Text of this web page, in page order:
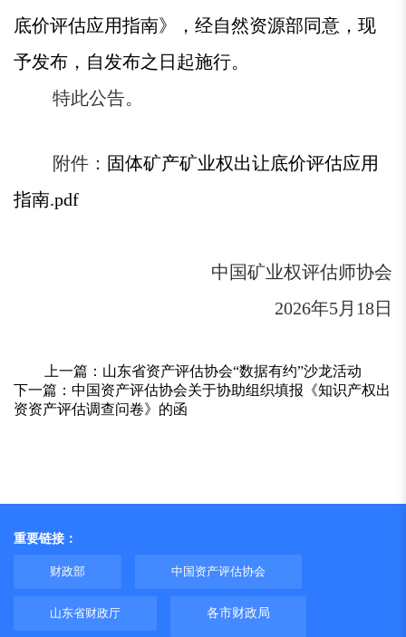
底价评估应用指南》，经自然资源部同意，现
予发布，自发布之日起施行。
特此公告。
附件： 固体矿产矿业权出让底价评估应用
指南.pdf
中国矿业权评估师协会
2026年5月18日
上一篇： 山东省资产评估协会“数据有约”沙龙活动
下一篇： 中国资产评估协会关于协助组织填报《知识产权出
资资产评估调查问卷》的函
重要链接：
财政部 中国资产评估协会
山东省财政厅 各市财政局